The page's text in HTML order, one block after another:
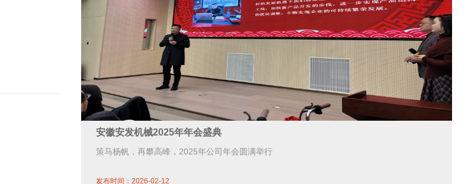
安徽安发机械2025年年会盛典
策马杨帆，再攀高峰，2025年公司年会圆满举行
发布时间：2026-02-12